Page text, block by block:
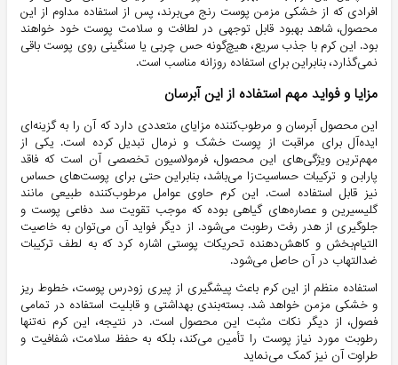
افرادی که از خشکی مزمن پوست رنج می‌برند، پس از استفاده مداوم از این
محصول، شاهد بهبود قابل توجهی در لطافت و سلامت پوست خود خواهند
بود. این کرم با جذب سریع، هیچ‌گونه حس چربی یا سنگینی روی پوست باقی
نمی‌گذارد، بنابراین برای استفاده روزانه مناسب است.
مزایا و فواید مهم استفاده از این آبرسان
این محصول آبرسان و مرطوب‌کننده مزایای متعددی دارد که آن را به گزینه‌ای
ایده‌آل برای مراقبت از پوست خشک و نرمال تبدیل کرده است. یکی از
مهم‌ترین ویژگی‌های این محصول، فرمولاسیون تخصصی آن است که فاقد
پارابن و ترکیبات حساسیت‌زا می‌باشد، بنابراین حتی برای پوست‌های حساس
نیز قابل استفاده است. این کرم حاوی عوامل مرطوب‌کننده طبیعی مانند
گلیسیرین و عصاره‌های گیاهی بوده که موجب تقویت سد دفاعی پوست و
جلوگیری از هدر رفت رطوبت می‌شود. از دیگر فواید آن می‌توان به خاصیت
التیام‌بخش و کاهش‌دهنده تحریکات پوستی اشاره کرد که به لطف ترکیبات
ضدالتهاب در آن حاصل می‌شود.
استفاده منظم از این کرم باعث پیشگیری از پیری زودرس پوست، خطوط ریز
و خشکی مزمن خواهد شد. بسته‌بندی بهداشتی و قابلیت استفاده در تمامی
فصول، از دیگر نکات مثبت این محصول است. در نتیجه، این کرم نه‌تنها
رطوبت مورد نیاز پوست را تأمین می‌کند، بلکه به حفظ سلامت، شفافیت و
طراوت آن نیز کمک می‌نماید